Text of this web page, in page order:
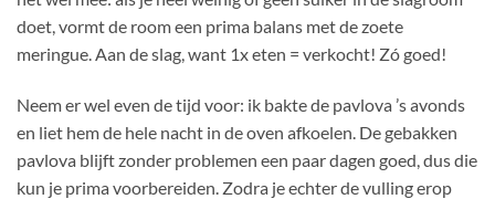
doet, vormt de room een prima balans met de zoete
meringue. Aan de slag, want 1x eten = verkocht! Zó goed!
Neem er wel even de tijd voor: ik bakte de pavlova ’s avonds
en liet hem de hele nacht in de oven afkoelen. De gebakken
pavlova blijft zonder problemen een paar dagen goed, dus die
kun je prima voorbereiden. Zodra je echter de vulling erop